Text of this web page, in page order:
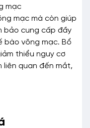
mạc
mạc mà còn giúp
bảo cung cấp đầy
bào võng mạc. Bổ
thiểu nguy cơ
liên quan đến mắt,